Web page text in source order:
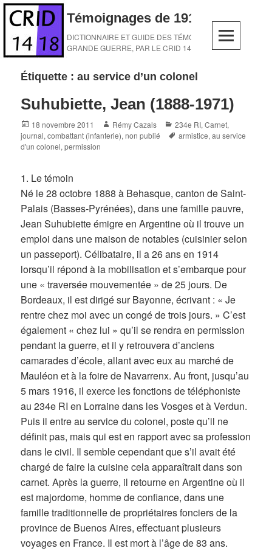
Skip
content
Témoignages de 1914-1918
DICTIONNAIRE ET GUIDE DES TÉMOINS DE LA
GRANDE GUERRE, PAR LE CRID 14-18
Étiquette :au service d’un colonel
Suhubiette, Jean (1888-1971)
Posted
on
18 novembre 2011 Author
Rémy Cazals Categories
234e RI,Carnet,
journal,combattant (infanterie),non publié Tags
armistice,au service
d'un colonel,permission
1. Le témoin
Né le 28 octobre 1888 à Behasque, canton de Saint-
Palais (Basses-Pyrénées), dans une famille pauvre,
Jean Suhubiette émigre en Argentine où il trouve un
emploi dans une maison de notables (cuisinier selon
un passeport). Célibataire, il a 26 ans en 1914
lorsqu’il répond à la mobilisation et s’embarque pour
une « traversée mouvementée » de 25 jours. De
Bordeaux, il est dirigé sur Bayonne, écrivant : « Je
rentre chez moi avec un congé de trois jours. » C’est
également « chez lui » qu’il se rendra en permission
pendant la guerre, et il y retrouvera d’anciens
camarades d’école, allant avec eux au marché de
Mauléon et à la foire de Navarrenx. Au front, jusqu’au
5 mars 1916, il exerce les fonctions de téléphoniste
au 234e RI en Lorraine dans les Vosges et à Verdun.
Puis il entre au service du colonel, poste qu’il ne
définit pas, mais qui est en rapport avec sa profession
dans le civil. Il semble cependant que s’il avait été
chargé de faire la cuisine cela apparaîtrait dans son
carnet. Après la guerre, il retourne en Argentine où il
est majordome, homme de confiance, dans une
famille traditionnelle de propriétaires fonciers de la
province de Buenos Aires, effectuant plusieurs
voyages en France. Il est mort à l’âge de 83 ans.